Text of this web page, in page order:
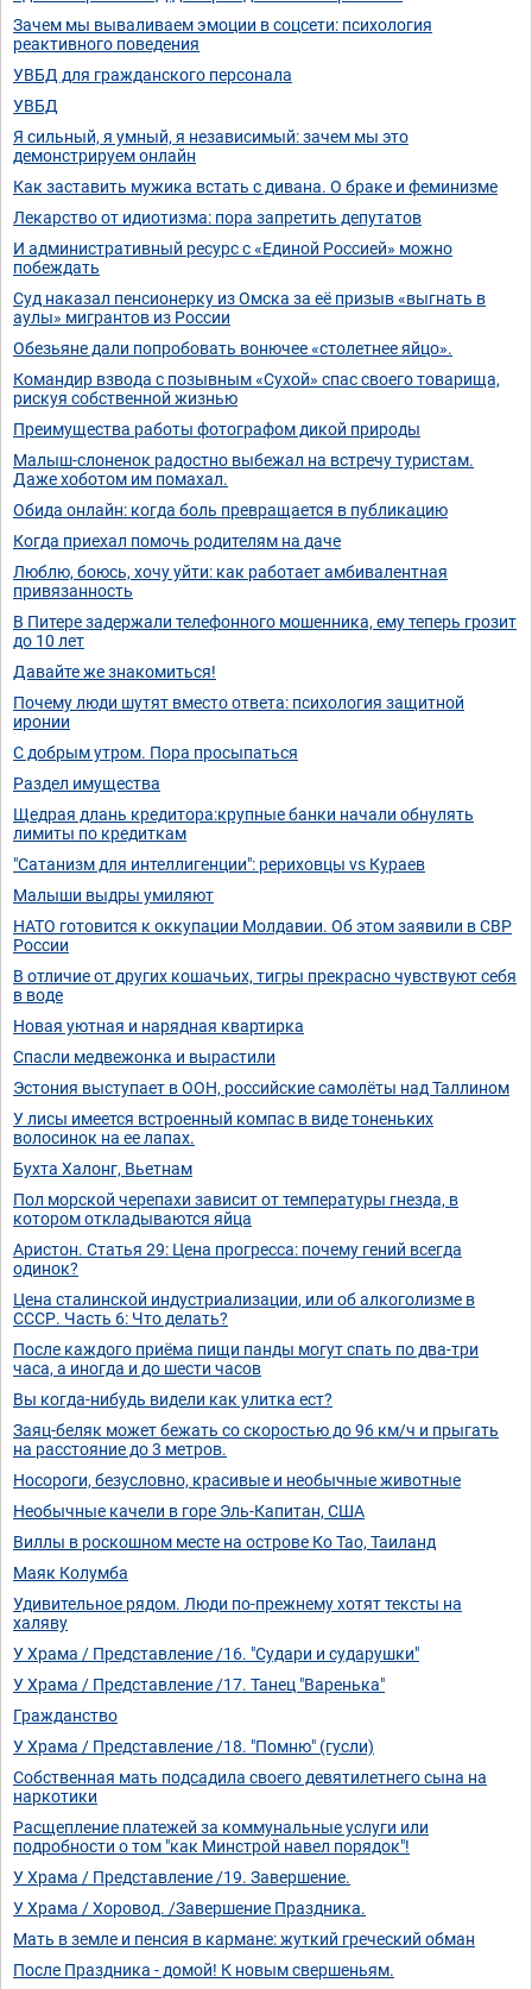
Зачем мы вываливаем эмоции в соцсети: психология
реактивного поведения
УВБД для гражданского персонала
УВБД
Я сильный, я умный, я независимый: зачем мы это
демонстрируем онлайн
Как заставить мужика встать с дивана. О браке и феминизме
Лекарство от идиотизма: пора запретить депутатов
И административный ресурс с «Единой Россией» можно
побеждать
Суд наказал пенсионерку из Омска за её призыв «выгнать в
аулы» мигрантов из России
Обезьяне дали попробовать вонючее «столетнее яйцо».
Командир взвода с позывным «Сухой» спас своего товарища,
рискуя собственной жизнью
Преимущества работы фотографом дикой природы
Малыш-слоненок радостно выбежал на встречу туристам.
Даже хоботом им помахал.
Обида онлайн: когда боль превращается в публикацию
Когда приехал помочь родителям на даче
Люблю, боюсь, хочу уйти: как работает амбивалентная
привязанность
В Питере задержали телефонного мошенника, ему теперь грозит
до 10 лет
Давайте же знакомиться!
Почему люди шутят вместо ответа: психология защитной
иронии
C добрым утром. Пора просыпаться
Раздел имущества
Щедрая длань кредитора:крупные банки начали обнулять
лимиты по кредиткам
"Сатанизм для интеллигенции": рериховцы vs Кураев
Малыши выдры умиляют
НАТО готовится к оккупации Молдавии. Об этом заявили в СВР
России
В отличие от других кошачьих, тигры прекрасно чувствуют себя
в воде
Новая уютная и нарядная квартирка
Спасли медвежонка и вырастили
Эстония выступает в ООН, российские самолёты над Таллином
У лисы имеется встроенный компас в виде тоненьких
волосинок на ее лапах.
Бухта Халонг, Вьетнам
⁣Пол морской черепахи зависит от температуры гнезда, в
котором откладываются яйца
Аристон. Статья 29: Цена прогресса: почему гений всегда
одинок?
Цена сталинской индустриализации, или об алкоголизме в
СССР. Часть 6: Что делать?
После каждого приёма пищи панды могут спать по два-три
часа, а иногда и до шести часов
Вы когда-нибудь видели как улитка ест?
Заяц-беляк может бежать со скоростью до 96 км/ч и прыгать
на расстояние до 3 метров.
Носороги, безусловно, красивые и необычные животные
Необычные качели в горе Эль-Капитан, США
Виллы в роскошном месте на острове Ко Тао, Таиланд
Маяк Колумба
Удивительное рядом. Люди по-прежнему хотят тексты на
халяву
У Храма / Представление /16. "Судари и сударушки"
У Храма / Представление /17. Танец "Варенька"
Гражданство
У Храма / Представление /18. "Помню" (гусли)
Собственная мать подсадила своего девятилетнего сына на
наркотики
Расщепление платежей за коммунальные услуги или
подробности о том "как Минстрой навел порядок"!
У Храма / Представление /19. Завершение.
У Храма / Хоровод. /Завершение Праздника.
Мать в земле и пенсия в кармане: жуткий греческий обман
После Праздника - домой! К новым свершеньям.